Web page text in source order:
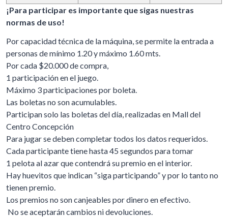
¡Para participar es importante que sigas nuestras
normas de uso!
Por capacidad técnica de la máquina, se permite la entrada a
personas de mínimo 1.20 y máximo 1.60 mts.
Por cada $20.000 de compra,
1 participación en el juego.
Máximo 3 participaciones por boleta.
Las boletas no son acumulables.
Participan solo las boletas del día, realizadas en Mall del
Centro Concepción
Para jugar se deben completar todos los datos requeridos.
Cada participante tiene hasta 45 segundos para tomar
1 pelota al azar que contendrá su premio en el interior.
Hay huevitos que indican “siga participando” y por lo tanto no
tienen premio.
Los premios no son canjeables por dinero en efectivo.
No se aceptarán cambios ni devoluciones.